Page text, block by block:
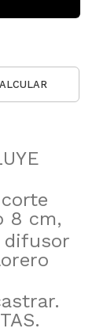
8 cm,
difusor